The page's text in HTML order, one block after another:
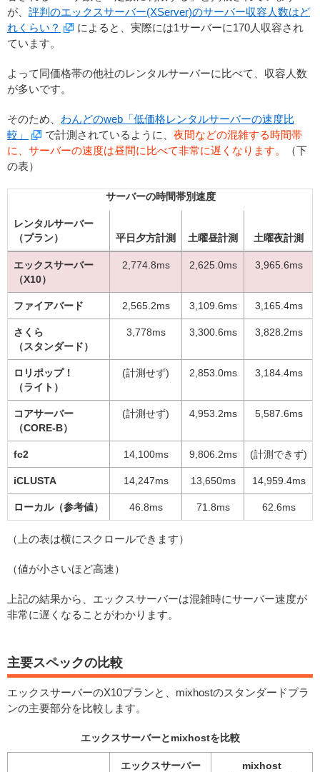
が、 評判のエックスサーバー(XServer)のサーバー収容人数はど
れくらい？
によると、実際には1サーバーに170人収容され
ています。
よって同価格帯の他社のレンタルサーバーに比べて、収容人数
が多いです。
そのため、 わんどのweb「低価格レンタルサーバーの速度比
較」
で計測されているように、 夜間などの混雑する時間帯
に、サーバーの速度は昼間に比べて非常に遅くなります。
（下
の表）
サーバーの時間帯別速度
レンタルサーバー
（プラン）
平日夕方計測 土曜昼計測 土曜夜計測
エックスサーバー
（X10）
2,774.8ms 2,625.0ms 3,965.6ms
ファイアバード 2,565.2ms 3,109.6ms 3,165.4ms
さくら
（スタンダード）
3,778ms 3,300.6ms 3,828.2ms
ロリポップ！
（ライト）
(計測せず) 2,853.0ms 3,184.4ms
コアサーバー
（CORE-B）
(計測せず) 4,953.2ms 5,587.6ms
fc2 14,100ms 9,806.2ms (計測できず)
iCLUSTA 14,247ms 13,650ms 14,959.4ms
ローカル（参考値） 46.8ms 71.8ms 62.6ms
（上の表は横にスクロールできます）
（値が小さいほど高速）
上記の結果から、エックスサーバーは混雑時にサーバー速度が
非常に遅くなることがわかります。
主要スペックの比較
エックスサーバーのX10プランと、mixhostのスタンダードプラ
ンの主要部分を比較します。
エックスサーバーとmixhostを比較
エックスサーバー
mixhost